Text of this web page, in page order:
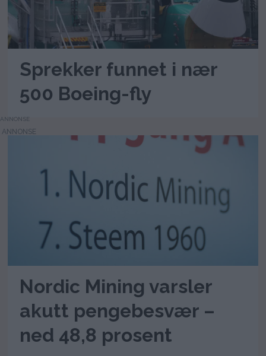
Sprekker funnet i nær
500 Boeing-fly
ANNONSE
Nordic Mining varsler
akutt pengebesvær –
ned 48,8 prosent